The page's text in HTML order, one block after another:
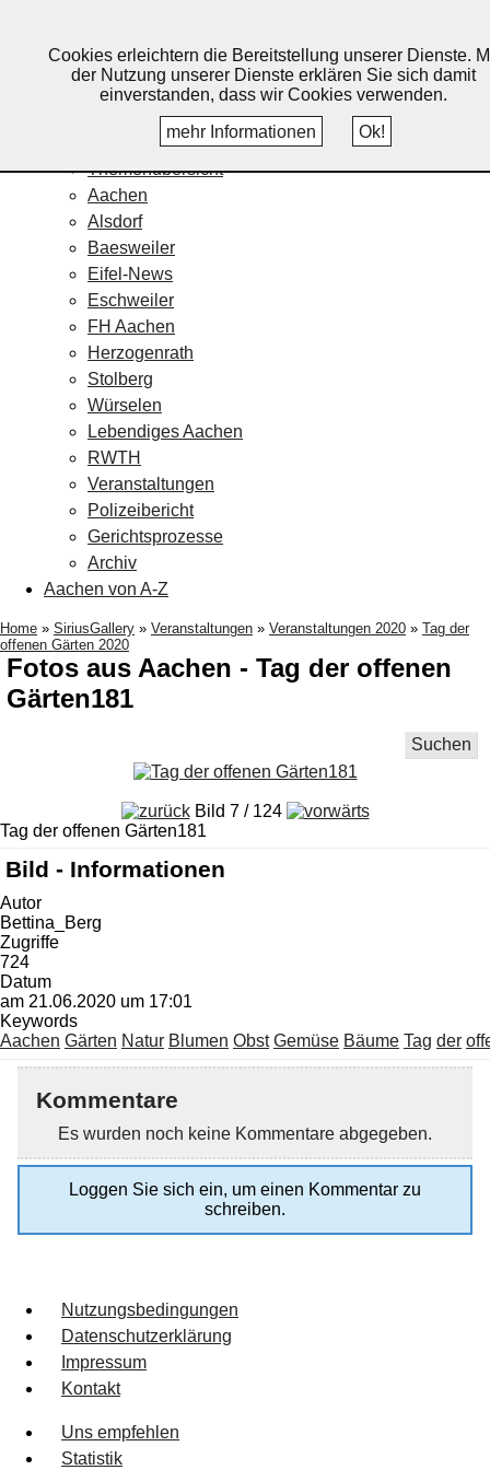
Home
Veranstaltungskalender
Themenübersicht
Aachen
Alsdorf
Baesweiler
Eifel-News
Eschweiler
FH Aachen
Herzogenrath
Stolberg
Würselen
Lebendiges Aachen
RWTH
Veranstaltungen
Polizeibericht
Gerichtsprozesse
Archiv
Aachen von A-Z
Home » SiriusGallery » Veranstaltungen » Veranstaltungen 2020 » Tag der
offenen Gärten 2020
Fotos aus Aachen - Tag der offenen
Gärten181
Suchen
Bild 7 / 124
Tag der offenen Gärten181
Bild - Informationen
Autor
Bettina_Berg
Zugriffe
724
Datum
am 21.06.2020 um 17:01
Keywords
Aachen Gärten Natur Blumen Obst Gemüse Bäume Tag der
Kommentare
Es wurden noch keine Kommentare abgegeben.
Loggen Sie sich ein, um einen Kommentar zu
schreiben.
Nutzungsbedingungen
Datenschutzerklärung
Impressum
Kontakt
Uns empfehlen
Statistik
Cookies erleichtern die Bereitstellung unserer Dienste.
der Nutzung unserer Dienste erklären Sie sich damit
einverstanden, dass wir Cookies verwenden.
mehr Informationen
Ok!